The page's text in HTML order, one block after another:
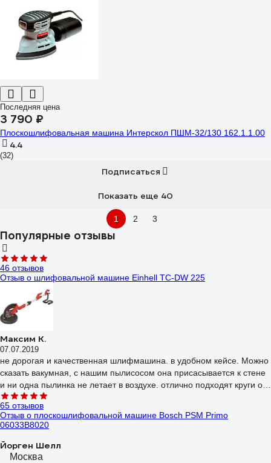
Последняя цена
3 790 ₽
Плоскошлифовальная машина Интерскол ПШМ-32/130 162.1.1.00
4.4
(32)
Подписаться
Показать еще 40
1 2 3
Популярные отзывы
46 отзывов
Отзыв о шлифовальной машине Einhell TC-DW 225
Максим К.
07.07.2019
не дорогая и качественная шлифмашина. в удобном кейсе. Можно
сказать вакумная, с нашим пылисосом она присасывается к стене
и ни одна пылинка не летает в воздухе. отлично подходят круги от
фестул.
65 отзывов
Отзыв о плоскошлифовальной машине Bosch PSM Primo
06033B8020
Йорген Шелл
18.07.2017
Москва